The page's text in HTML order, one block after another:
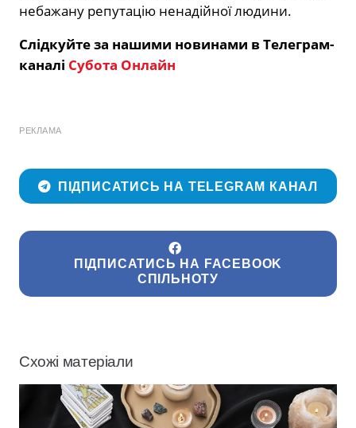
небажану репутацію ненадійної людини.
Слідкуйте за нашими новинами в Телеграм-
каналі Субота Онлайн
РЕКЛАМА
ПІДПИСАТИСЬ НА TELEGRAM КАНАЛ
ПІДПИСАТИСЬ НА FACEBOOK
СПІЛЬНОТУ
Схожі матеріали